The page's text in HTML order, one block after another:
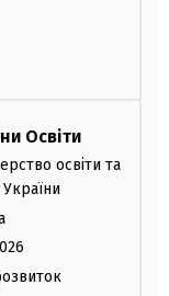
Освіти
освіти та